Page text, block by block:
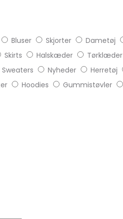
Bluser Skjorter Dametøj
Skirts Halskæder Tørklæder
Sweaters Nyheder Herretøj
Hoodies Gummistøvler